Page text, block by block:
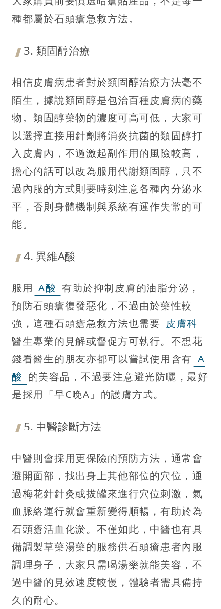
種都屬於石頭瘡急救方法。
3. 類固醇治療
相信皮膚病患者對於類固醇治療方法毫不
陌生，據說類固醇是包治百種皮膚病的藥
物。類固醇藥物的濃度可高可低，大家可
以選擇直接用針劑將消炎抗菌的類固醇打
入皮膚內，不過激起副作用的風險較高，
擔心的話可以改為服用代謝類固醇，只不
過內服的方式則要時刻注意各種內分泌水
平，否則身體機制與系統有運作失常的可
能。
4. 異維A酸
服用 A酸 有助於抑制皮膚的油脂分泌，
預防石頭瘡復發惡化，不過由於藥性較
強，這種石頭瘡急救方法也需要 皮膚科
醫生專業的見解或督促方可執行。不想花
錢看醫生的朋友亦都可以嘗試使用含有 A
酸 的美容品，不過要注意避光防曬，最好
是採用「早C晚A」的護膚方式。
5. 中醫診斷方法
中醫則會採用更保險的預防方法，通常會
避開面部，找出身上其他部位的穴位，通
過梅花針針灸或拔罐來進行穴位刺激，氣
血脈絡運行就會重新變得順暢，有助於為
石頭瘡活血化淤。不僅如此，中醫也有具
備調製草藥湯藥的服務供石頭瘡患者內服
調理身子，大家只需喝湯藥就能美容，不
過中醫的見效速度較慢，體驗者需具備持
久的耐心。